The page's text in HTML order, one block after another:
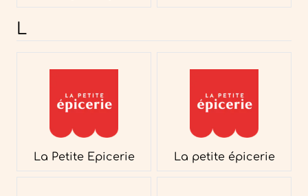
L
La Petite Epicerie La petite épicerie